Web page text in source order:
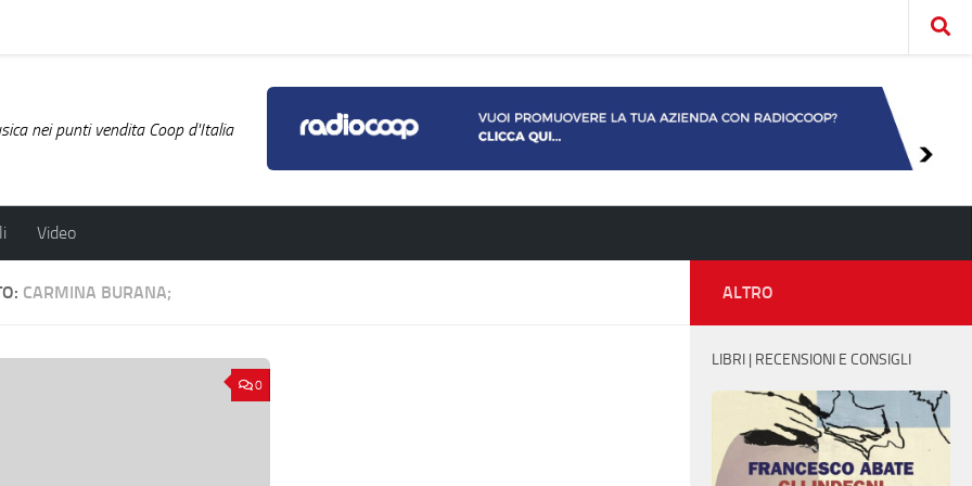
nei punti vendita Coop d'Italia
Video
CARMINA BURANA;
0
ALTRO
LIBRI | RECENSIONI E CONSIGLI